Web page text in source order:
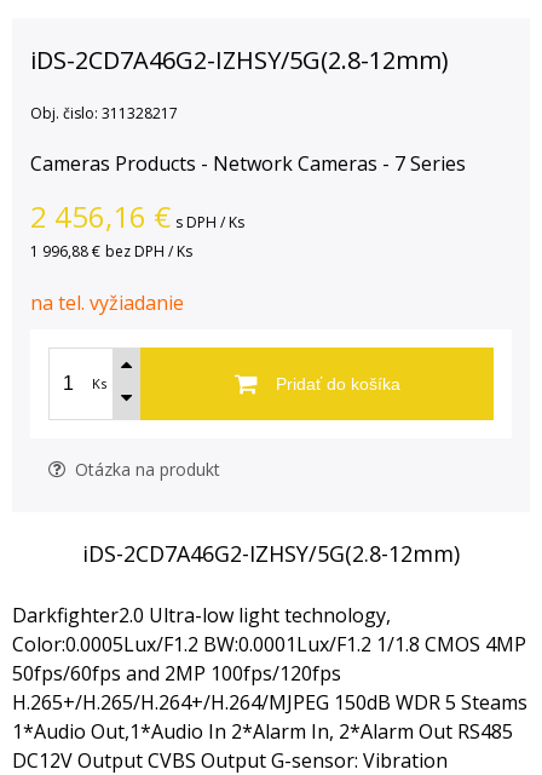
iDS-2CD7A46G2-IZHSY/5G(2.8-12mm)
Obj. čislo: 311328217
Cameras Products - Network Cameras - 7 Series
2 456,16 € s DPH / Ks
1 996,88 € bez DPH / Ks
na tel. vyžiadanie
Ks Pridať do košíka
Otázka na produkt
iDS-2CD7A46G2-IZHSY/5G(2.8-12mm)
Darkfighter2.0 Ultra-low light technology,
Color:0.0005Lux/F1.2 BW:0.0001Lux/F1.2 1/1.8 CMOS 4MP
50fps/60fps and 2MP 100fps/120fps
H.265+/H.265/H.264+/H.264/MJPEG 150dB WDR 5 Steams
1*Audio Out,1*Audio In 2*Alarm In, 2*Alarm Out RS485
DC12V Output CVBS Output G-sensor: Vibration